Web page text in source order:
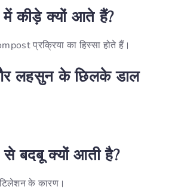
कीड़े क्यों आते हैं?
प्रक्रिया का हिस्सा होते हैं।
लहसुन के छिलके डाल
बदबू क्यों आती है?
के कारण।